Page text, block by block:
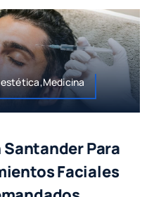
Para
Faciales